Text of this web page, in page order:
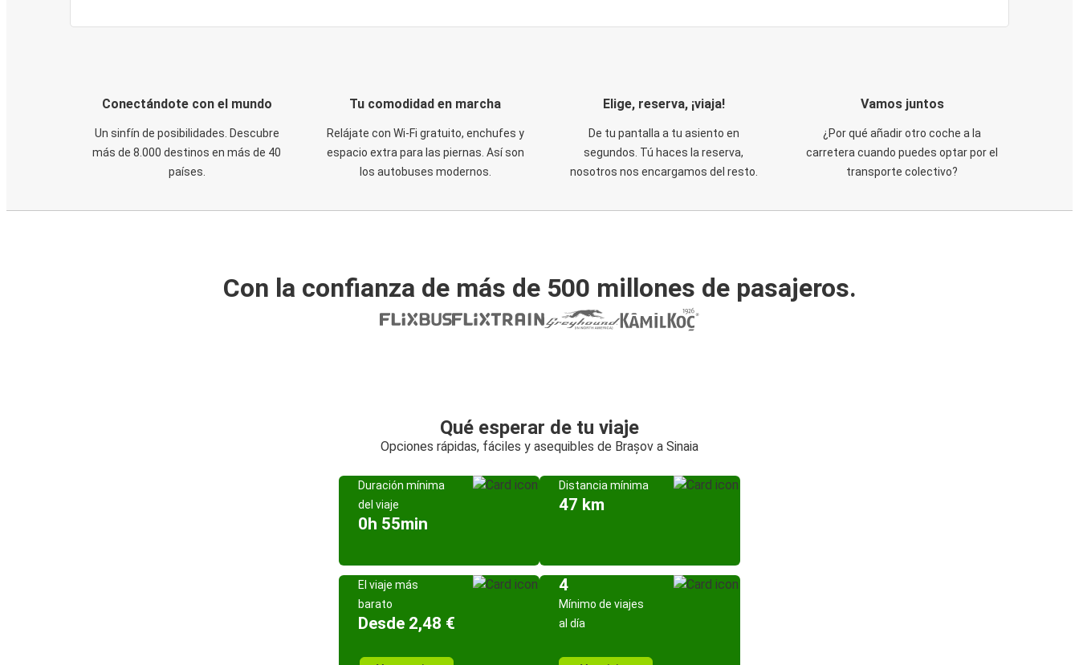
Conectándote con el mundo
Un sinfín de posibilidades. Descubre
más de 8.000 destinos en más de 40
países.
Tu comodidad en marcha
Relájate con Wi-Fi gratuito, enchufes y
espacio extra para las piernas. Así son
los autobuses modernos.
Elige, reserva, ¡viaja!
De tu pantalla a tu asiento en
segundos. Tú haces la reserva,
nosotros nos encargamos del resto.
Vamos juntos
¿Por qué añadir otro coche a la
carretera cuando puedes optar por el
transporte colectivo?
Con la confianza de más de 500 millones de pasajeros.
Qué esperar de tu viaje
Opciones rápidas, fáciles y asequibles de Brașov a Sinaia
Duración mínima
del viaje
0h 55min
Distancia mínima
47 km
El viaje más
barato
Desde 2,48 €
4
Mínimo de viajes
al día